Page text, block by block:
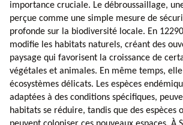
importance cruciale. Le débroussaillage,
perçue comme une simple mesure de
profonde sur la biodiversité locale. En
modifie les habitats naturels, créant des
paysage qui favorisent la croissance de
végétales et animales. En même temps,
écosystèmes délicats. Les espèces
adaptées à des conditions spécifiques,
habitats se réduire, tandis que des espèces